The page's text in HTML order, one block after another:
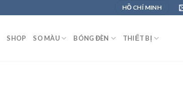
HỒ CHÍ MINH
SHOP SO MÀU BÓNG ĐÈN THIẾT BỊ